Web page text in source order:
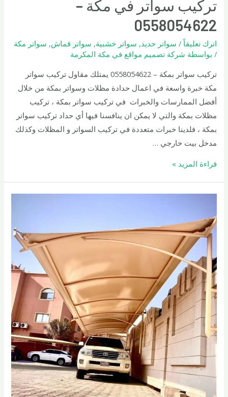
تركيب سواتر في مكة –
0558054622
اترك تعليقاً / سواتر حديد, سواتر خشبية, سواتر قماش, سواتر مكة
/ بواسطة شركة تصميم مواقع في مكة المكرمة
تركيب سواتر بمكة – 0558054622 يمتلك مقاول تركيب سواتر
مكة خبرة واسعة في اعمال حدادة مظلات وسواتر بمكة من خلال
أفضل الممارسات والخبرات في تركيب سواتر بمكة ، تركيب
مظلات بمكة والتي لا يمكن ان ينافسنا فيها أي حداد تركيب سواتر
بمكة ، فلدينا خبرات متعددة في تركيب السواتر و المظلات وكذلك
مدخل بيت خارجي …
تركيب
–
0558054622
قراءة المزيد »